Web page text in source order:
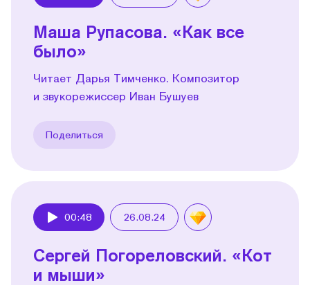
Маша Рупасова. «Как все
было»
Читает Дарья Тимченко. Композитор
и звукорежиссер Иван Бушуев
Поделиться
00:48 26.08.24
Сергей Погореловский. «Кот
и мыши»